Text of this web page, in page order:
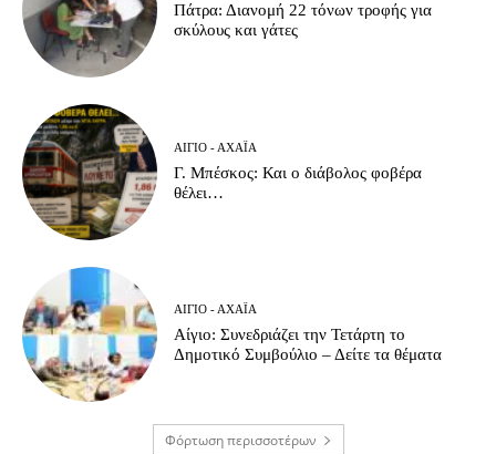
Πάτρα: Διανομή 22 τόνων τροφής για
σκύλους και γάτες
ΑΊΓΙΟ - ΑΧΑΪ́Α
Γ. Μπέσκος: Και ο διάβολος φοβέρα
θέλει…
ΑΊΓΙΟ - ΑΧΑΪ́Α
Αίγιο: Συνεδριάζει την Τετάρτη το
Δημοτικό Συμβούλιο – Δείτε τα θέματα
Φόρτωση περισσοτέρων